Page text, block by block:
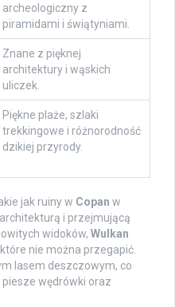
archeologiczny z
piramidami i świątyniami.
Znane z pięknej
architektury i wąskich
uliczek.
Piękne plaże, szlaki
trekkingowe i różnorodność
dzikiej przyrody.
jak ruiny w Copan w
i przejmującą
widoków, Wulkan
nie można przegapić.
lasem deszczowym, co
wędrówki oraz